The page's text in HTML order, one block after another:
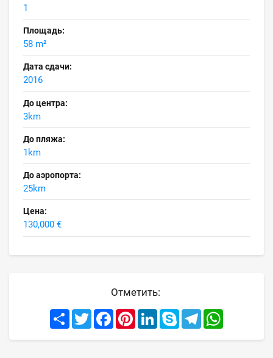
1
Площадь:
58 m²
Дата сдачи:
2016
До центра:
3km
До пляжа:
1km
До аэропорта:
25km
Цена:
130,000 €
Отметить:
Share TwitterFacebookPinterestLinkedInSkype Telegram